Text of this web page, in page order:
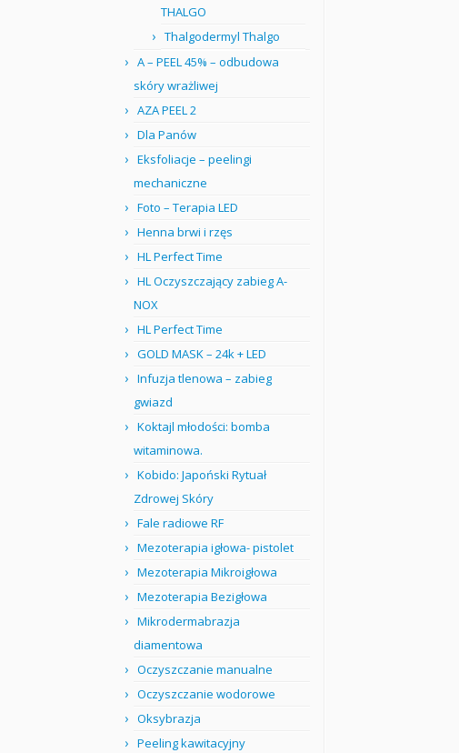
THALGO
Thalgodermyl Thalgo
A – PEEL 45% – odbudowa
skóry wrażliwej
AZA PEEL 2
Dla Panów
Eksfoliacje – peelingi
mechaniczne
Foto – Terapia LED
Henna brwi i rzęs
HL Perfect Time
HL Oczyszczający zabieg A-
NOX
HL Perfect Time
GOLD MASK – 24k + LED
Infuzja tlenowa – zabieg
gwiazd
Koktajl młodości: bomba
witaminowa.
Kobido: Japoński Rytuał
Zdrowej Skóry
Fale radiowe RF
Mezoterapia igłowa- pistolet
Mezoterapia Mikroigłowa
Mezoterapia Bezigłowa
Mikrodermabrazja
diamentowa
Oczyszczanie manualne
Oczyszczanie wodorowe
Oksybrazja
Peeling kawitacyjny